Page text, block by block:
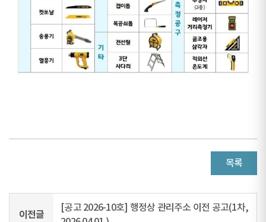
목록
이전글
[공고 2026-10호] 행정상 관리주소 이전 공고(1차,